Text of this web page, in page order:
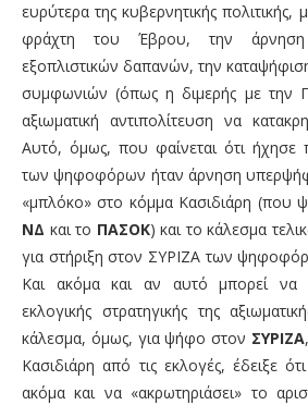
ευρύτερα της κυβερνητικής πολιτικής,
φράχτη του Έβρου, την άρνηση
εξοπλιστικών δαπανών, την
συμφωνιών (όπως η διμερής με την
αξιωματική αντιπολίτευση να
Αυτό, όμως, που φαίνεται ότι ήχησε
των ψηφοφόρων ήταν άρνηση
«μπλόκο» στο κόμμα Κασιδιάρη (που
ΝΔ και το ΠΑΣΟΚ) και το κάλεσμα
για στήριξη στον ΣΥΡΙΖΑ των
Και ακόμα και αν αυτό μπορεί να
εκλογικής στρατηγικής της
κάλεσμα, όμως, για ψήφο στον ΣΥΡΙΖΑ
Κασιδιάρη από τις εκλογές, έδειξε
ακόμα και να «ακρωτηριάσει» το